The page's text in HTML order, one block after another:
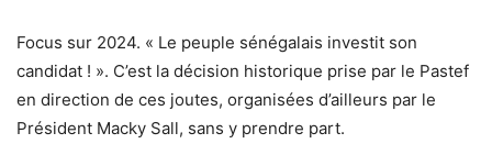
Focus sur 2024. « Le peuple sénégalais investit son
candidat ! ». C’est la décision historique prise par le Pastef
en direction de ces joutes, organisées d’ailleurs par le
Président Macky Sall, sans y prendre part.